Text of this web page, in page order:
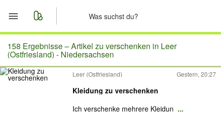
Start
Merkliste
Nachrichten
158 Ergebnisse –Artikel zu verschenken in Leer
(Ostfriesland) - Niedersachsen
Leer (Ostfriesland) Gestern, 20:27
Kleidung zu verschenken
Ich verschenke mehrere Kleidun ...